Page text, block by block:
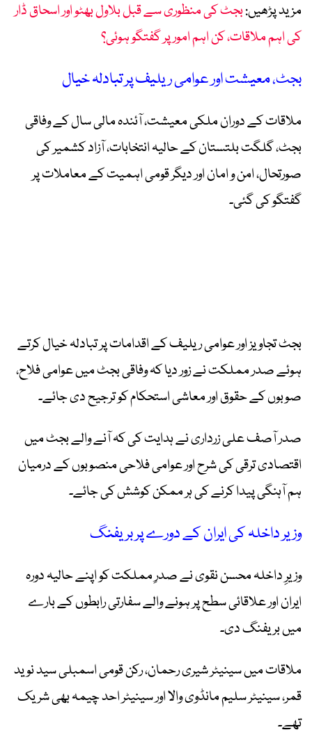
مزید پڑھیں:بجٹ کی منظوری سے قبل بلاول بھٹو اور اسحاق ڈار
کی اہم ملاقات، کن اہم امور پر گفتگو ہوئی؟
بجٹ، معیشت اور عوامی ریلیف پر تبادلہ خیال
ملاقات کے دوران ملکی معیشت، آئندہ مالی سال کے وفاقی
بجٹ، گلگت بلتستان کے حالیہ انتخابات، آزاد کشمیر کی
صورتحال، امن و امان اور دیگر قومی اہمیت کے معاملات پر
گفتگو کی گئی۔
بجٹ تجاویز اور عوامی ریلیف کے اقدامات پر تبادلہ خیال کرتے
ہوئے صدر مملکت نے زور دیا کہ وفاقی بجٹ میں عوامی فلاح،
صوبوں کے حقوق اور معاشی استحکام کو ترجیح دی جائے۔
صدر آصف علی زرداری نے ہدایت کی کہ آنے والے بجٹ میں
اقتصادی ترقی کی شرح اور عوامی فلاحی منصوبوں کے درمیان
ہم آہنگی پیدا کرنے کی ہر ممکن کوشش کی جائے۔
وزیر داخلہ کی ایران کے دورے پر بریفنگ
وزیرِ داخلہ محسن نقوی نے صدرِ مملکت کو اپنے حالیہ دورہ
ایران اور علاقائی سطح پر ہونے والے سفارتی رابطوں کے بارے
میں بریفنگ دی۔
ملاقات میں سینیٹر شیری رحمان، رکن قومی اسمبلی سید نوید
قمر، سینیٹر سلیم مانڈوی والا اور سینیٹر احد چیمہ بھی شریک
تھے۔